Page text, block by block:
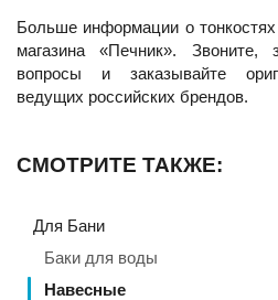
Больше информации о
магазина «Печник». Звоните,
вопросы и заказывайте
ведущих российских брендов.
СМОТРИТЕ ТАКЖЕ:
Для Бани
Баки для воды
Навесные